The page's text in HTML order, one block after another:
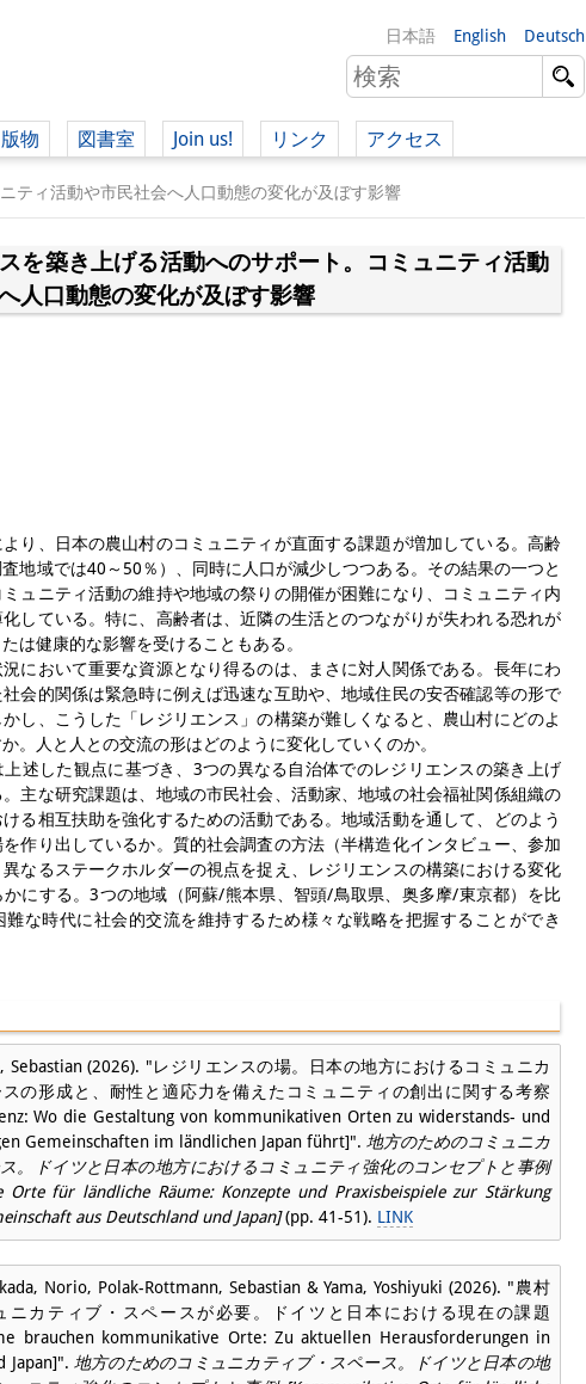
日本語 English Deutsch
物 図書室 Join us!
（ドイツ語）
リンク アクセス
ティ活動や市民社会へ人口動態の変化が及ぼす影響
を築き上げる活動へのサポート。コミュニティ活動
人口動態の変化が及ぼす影響
より、日本の農山村のコミュニティが直面する課題が増加している。高齢
地域では40～50％）、同時に人口が減少しつつある。その結果の一つと
ミュニティ活動の維持や地域の祭りの開催が困難になり、コミュニティ内
している。特に、高齢者は、近隣の生活とのつながりが失われる恐れが
は健康的な影響を受けることもある。
況において重要な資源となり得るのは、まさに対人関係である。長年にわ
会的関係は緊急時に例えば迅速な互助や、地域住民の安否確認等の形で
し、こうした「レジリエンス」の構築が難しくなると、農山村にどのよ
。人と人との交流の形はどのように変化していくのか。
述した観点に基づき、3つの異なる自治体でのレジリエンスの築き上げ
主な研究課題は、地域の市民社会、活動家、地域の社会福祉関係組織の
る相互扶助を強化するための活動である。地域活動を通して、どのよう
作り出しているか。質的社会調査の方法（半構造化インタビュー、参加
なるステークホルダーの視点を捉え、レジリエンスの構築における変化
にする。3つの地域（阿蘇/熊本県、智頭/鳥取県、奥多摩/東京都）を比
難な時代に社会的交流を維持するため様々な戦略を把握することができ
Sebastian (2026). "レジリエンスの場。日本の地方におけるコミュニカ
の形成と、耐性と適応力を備えたコミュニティの創出に関する考察
Wo die Gestaltung von kommunikativen Orten zu widerstands- und
Gemeinschaften im ländlichen Japan führt]". 地方のためのコミュニカ
。ドイツと日本の地方におけるコミュニティ強化のコンセプトと事例
Orte für ländliche Räume: Konzepte und Praxisbeispiele zur Stärkung
aus Deutschland und Japan](pp. 41-51). LINK
Norio, Polak-Rottmann, Sebastian & Yama, Yoshiyuki (2026). "農村
ニカティブ・スペースが必要。ドイツと日本における現在の課題
brauchen kommunikative Orte: Zu aktuellen Herausforderungen in
Japan]". 地方のためのコミュニカティブ・スペース。ドイツと日本の地